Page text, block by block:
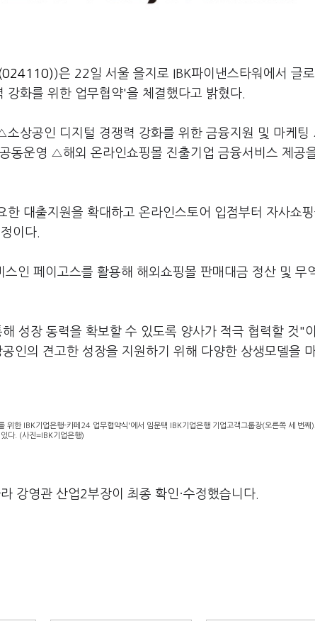
)은 22일 서울 을지로 IBK파이낸스타워에서 글
화를 위한 업무협약'을 체결했다고 밝혔다.
상공인 디지털 경쟁력 강화를 위한 금융지원 및 마케
동운영 △해외 온라인쇼핑몰 진출기업 금융서비스 제공
대출지원을 확대하고 온라인스토어 입점부터 자사쇼
이다.
인 페이고스를 활용해 해외쇼핑몰 판매대금 정산 및 무
성장 동력을 확보할 수 있도록 양사가 적극 협력할 것"이
인의 견고한 성장을 지원하기 위해 다양한 상생모델을
한 IBK기업은행-카페24 업무협약식'에서 임문택 IBK기업은행 기업고객그룹장(오른쪽 세 번째)
다. (사진=IBK기업은행)
강영관 산업2부장이 최종 확인·수정했습니다.